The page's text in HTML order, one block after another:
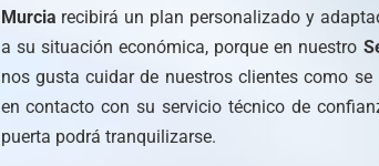
Murcia recibirá un plan personalizado y
a su situación económica, porque en nuestro
nos gusta cuidar de nuestros clientes como se
en contacto con su servicio técnico de
puerta podrá tranquilizarse.